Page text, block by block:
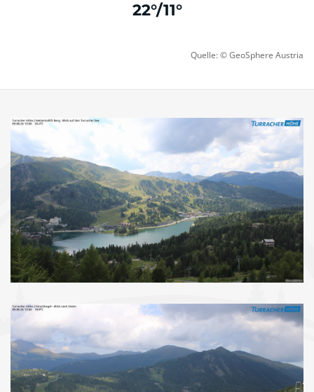
22°/11°
Quelle: ©GeoSphere Austria